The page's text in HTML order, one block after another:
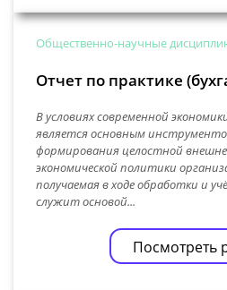
Общественно-научные
Отчет по практике
В условиях современной
является основным
формирования целостной
экономической политики
получаемая в ходе обработки и
служит основой...
Посмотреть